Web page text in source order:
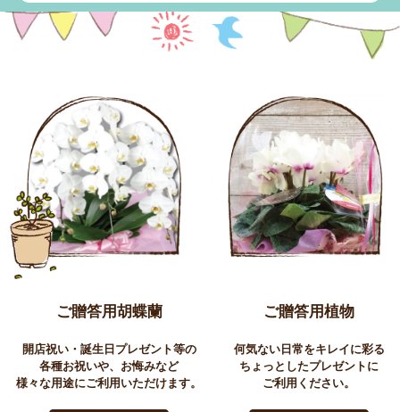
ご贈答用胡蝶蘭
開店祝い・誕生日プレゼント等の
各種お祝いや、お悔みなど
様々な用途にご利用いただけます。
ご贈答用植物
何気ない日常をキレイに彩る
ちょっとしたプレゼントに
ご利用ください。